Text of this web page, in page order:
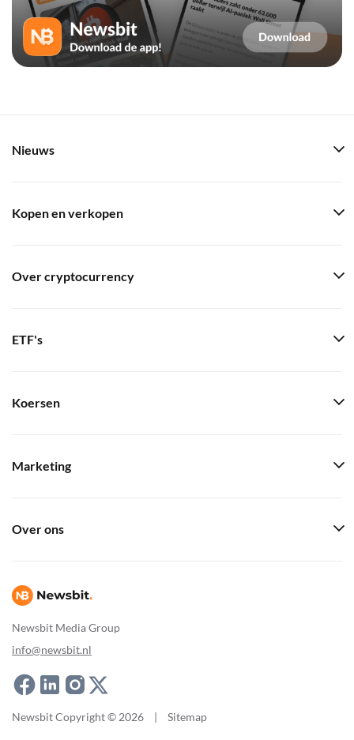
Newsbit Media Group
info@newsbit.nl
Nieuws
Kopen en verkopen
Over cryptocurrency
ETF's
Koersen
Marketing
Over ons
Newsbit Copyright © 2026 | Sitemap